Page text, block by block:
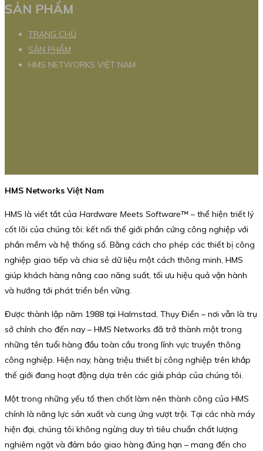
SẢN PHẨM
TRANG CHỦ
SẢN PHẨM
HMS NETWORKS VIỆT NAM
HMS Networks Việt Nam
HMS là viết tắt của Hardware Meets Software™ – thể hiện triết lý
cốt lõi của chúng tôi: kết nối thế giới phần cứng công nghiệp với
phần mềm và hệ thống số. Bằng cách cho phép các thiết bị công
nghiệp giao tiếp và chia sẻ dữ liệu một cách thông minh, HMS
giúp khách hàng nâng cao năng suất, tối ưu hiệu quả vận hành
và hướng tới phát triển bền vững.
Được thành lập năm 1988 tại Halmstad, Thụy Điển – nơi vẫn là trụ
sở chính cho đến nay – HMS Networks đã trở thành một trong
những tên tuổi hàng đầu toàn cầu trong lĩnh vực truyền thông
công nghiệp. Hiện nay, hàng triệu thiết bị công nghiệp trên khắp
thế giới đang hoạt động dựa trên các giải pháp của chúng tôi.
Một trong những yếu tố then chốt làm nên thành công của HMS
chính là năng lực sản xuất và cung ứng vượt trội. Tại các nhà máy
hiện đại, chúng tôi không ngừng duy trì tiêu chuẩn chất lượng
nghiêm ngặt và đảm bảo giao hàng đúng hạn – mang đến cho